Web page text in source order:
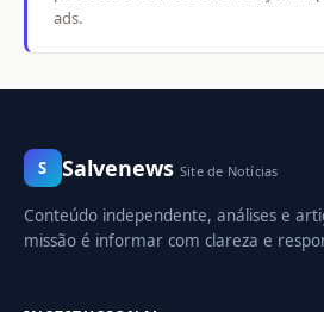
ads.
S Salvenews Site de Notícias
Conteúdo independente, análises e
missão é informar com clareza e